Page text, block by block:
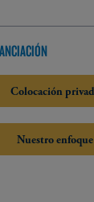
Colocación
Nuestro